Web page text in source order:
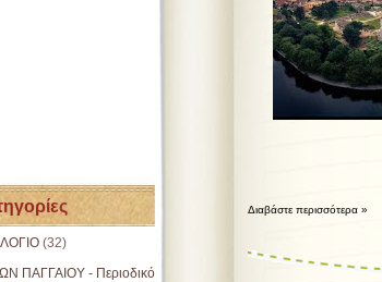
(32)
ΠΑΓΓΑΙΟΥ - Περιοδικό
Διαβάστε περισσότερα »